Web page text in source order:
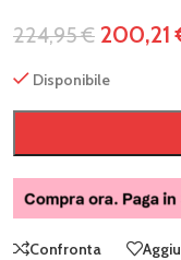
224,95€ 200,21
Disponibile
Confronta